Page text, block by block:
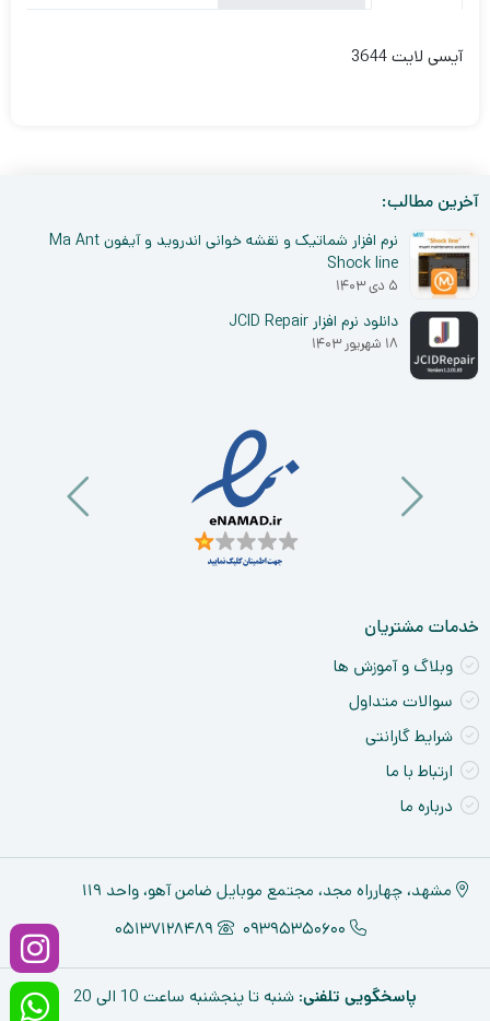
آیسی لایت 3644
آخرین مطالب:
نرم افزار شماتیک و نقشه خوانی اندروید و آیفون Ma Ant
Shock line
۵ دی ۱۴۰۳
دانلود نرم افزار JCID Repair
۱۸ شهریور ۱۴۰۳
خدمات مشتریان
وبلاگ و آموزش ها
سوالات متداول
شرایط گارانتی
ارتباط با ما
درباره ما
مشهد، چهارراه مجد، مجتمع موبایل ضامن آهو، واحد ۱۱۹
09395350600
05137128489
پاسخگویی تلفنی: شنبه تا پنجشنبه ساعت 10 الی 20